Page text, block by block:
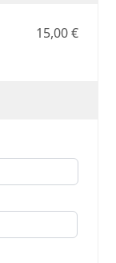
15,00 €